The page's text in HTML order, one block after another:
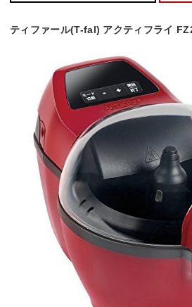
ティファール(T-fal) アクティフライ